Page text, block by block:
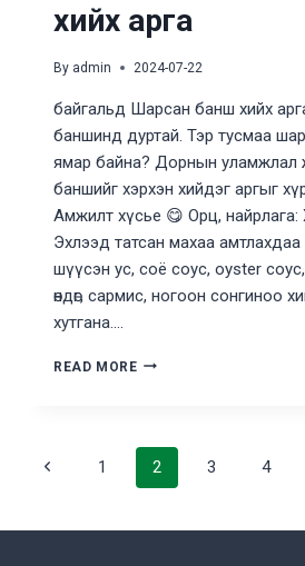
хийх арга
By admin 2024-07-22
байгальд Шарсан банш хийх
баншинд дуртай. Тэр тусмаа
ямар байна? Дорнын уламжлал
баншийг хэрхэн хийдэг аргыг
Амжилт хүсье 😋 Орц, найрлага:
Эхлээд татсан махаа амтлахдаа
шүүсэн ус, соё соус, оyster
өндөг, сармис, ногоон сонгиноо
хутгана….
READ MOREБАЙГАЛД
АРГА
Page
Previous1 2 3 4